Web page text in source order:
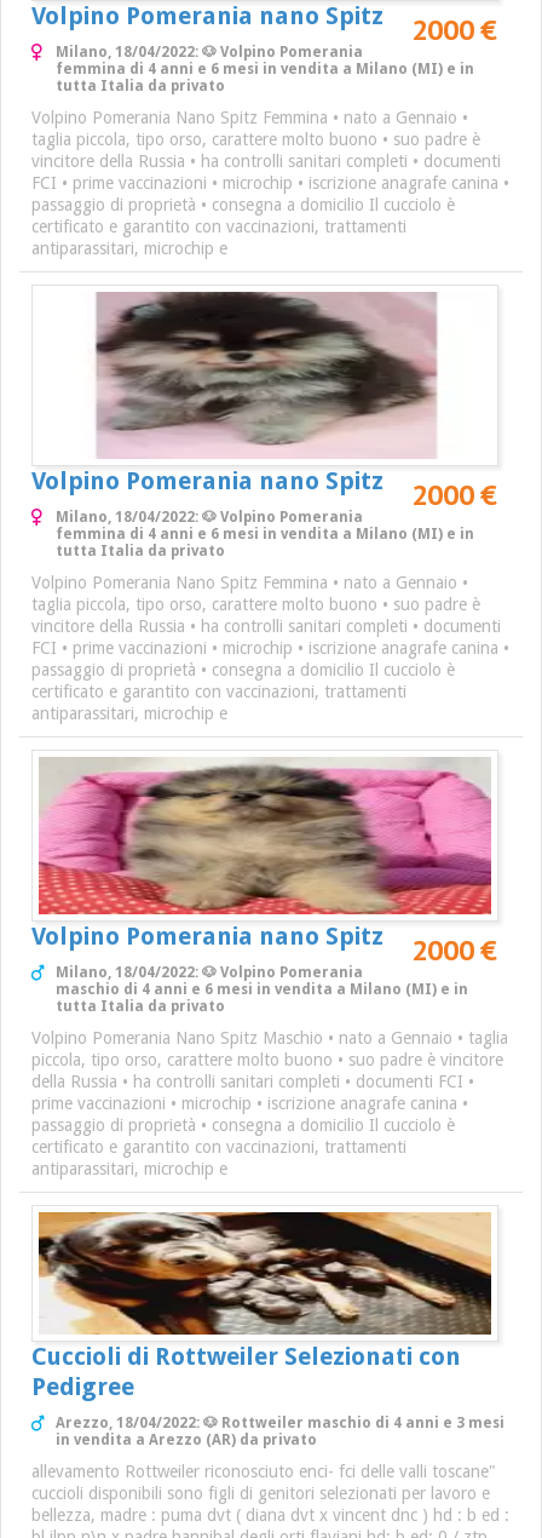
Volpino Pomerania nano Spitz 2000 €
Milano, 18/04/2022: 🐶 Volpino Pomerania
femmina di 4 anni e 6 mesi in vendita a Milano (MI) e in
tutta Italia da privato
Volpino Pomerania Nano Spitz Femmina • nato a Gennaio •
taglia piccola, tipo orso, carattere molto buono • suo padre è
vincitore della Russia • ha controlli sanitari completi • documenti
FCI • prime vaccinazioni • microchip • iscrizione anagrafe canina •
passaggio di proprietà • consegna a domicilio Il cucciolo è
certificato e garantito con vaccinazioni, trattamenti
antiparassitari, microchip e
Volpino Pomerania nano Spitz 2000 €
Milano, 18/04/2022: 🐶 Volpino Pomerania
femmina di 4 anni e 6 mesi in vendita a Milano (MI) e in
tutta Italia da privato
Volpino Pomerania Nano Spitz Femmina • nato a Gennaio •
taglia piccola, tipo orso, carattere molto buono • suo padre è
vincitore della Russia • ha controlli sanitari completi • documenti
FCI • prime vaccinazioni • microchip • iscrizione anagrafe canina •
passaggio di proprietà • consegna a domicilio Il cucciolo è
certificato e garantito con vaccinazioni, trattamenti
antiparassitari, microchip e
Volpino Pomerania nano Spitz 2000 €
Milano, 18/04/2022: 🐶 Volpino Pomerania
maschio di 4 anni e 6 mesi in vendita a Milano (MI) e in
tutta Italia da privato
Volpino Pomerania Nano Spitz Maschio • nato a Gennaio • taglia
piccola, tipo orso, carattere molto buono • suo padre è vincitore
della Russia • ha controlli sanitari completi • documenti FCI •
prime vaccinazioni • microchip • iscrizione anagrafe canina •
passaggio di proprietà • consegna a domicilio Il cucciolo è
certificato e garantito con vaccinazioni, trattamenti
antiparassitari, microchip e
Cuccioli di Rottweiler Selezionati con
Pedigree
Arezzo, 18/04/2022: 🐶 Rottweiler maschio di 4 anni e 3 mesi
in vendita a Arezzo (AR) da privato
allevamento Rottweiler riconosciuto enci- fci delle valli toscane"
cuccioli disponibili sono figli di genitori selezionati per lavoro e
bellezza, madre : puma dvt ( diana dvt x vincent dnc ) hd : b ed :